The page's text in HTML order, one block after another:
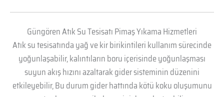
Güngören Atık Su Tesisatı Pimaş Yıkama Hizmetleri
Atık su tesisatında yağ ve kir birikintileri kullanım sürecinde
yoğunlaşabilir, kalıntıların boru içerisinde yoğunlaşması
suyun akış hızını azaltarak gider sisteminin düzenini
etkileyebilir, Bu durum gider hattında kötü koku oluşumunu